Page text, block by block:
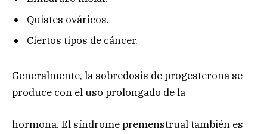
Quistes ováricos.
Ciertos tipos de cáncer.
Generalmente, la sobredosis de progesterona se
produce con el uso prolongado de la
hormona. El síndrome premenstrual también es